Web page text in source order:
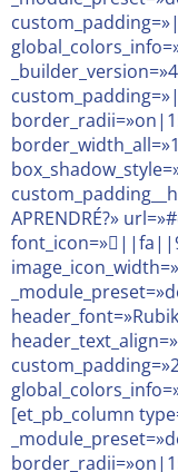
APRENDRÉ?»
[et_pb_column